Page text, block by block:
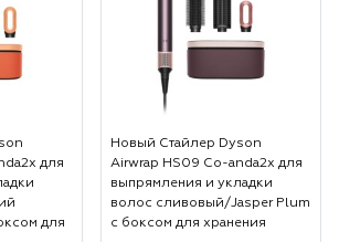
для
для
Новый Стайлер Dyson
Airwrap HS09 Co-anda2x для
выпрямления и укладки
волос сливовый/Jasper Plum
с боксом для хранения